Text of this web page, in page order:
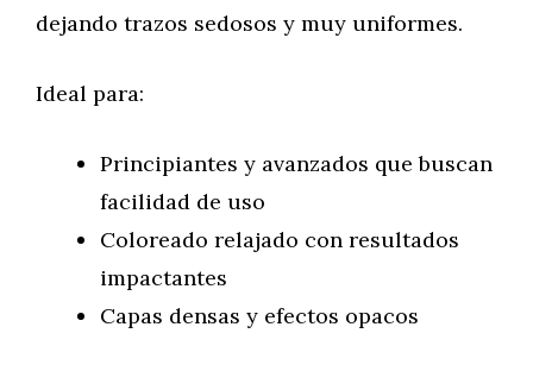
dejando trazos sedosos y muy uniformes.
Ideal para:
Principiantes y avanzados que buscan
facilidad de uso
Coloreado relajado con resultados
impactantes
Capas densas y efectos opacos